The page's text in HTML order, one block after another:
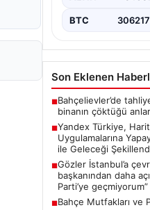
BTC
Son Eklenen
■Bahçelievler’de
binanın çöktüğü anlar
■Yandex Türkiye,
Uygulamalarına
ile Geleceği
■Gözler İstanbul’a
başkanından daha
Parti’ye geçmiyorum”
■Bahçe Mutfakları ve